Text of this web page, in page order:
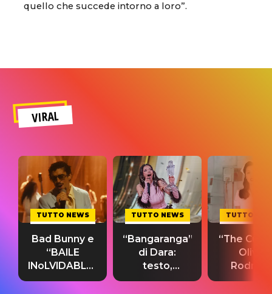
quello che succede intorno a loro”.
VIRAL
TUTTO NEWS
Bad Bunny e
“BAILE
INoLVIDABLE”:
testo,
TUTTO NEWS
“Bangaranga”
di Dara:
testo,
traduzione e
TUTTO
“The
Olivia
testo,